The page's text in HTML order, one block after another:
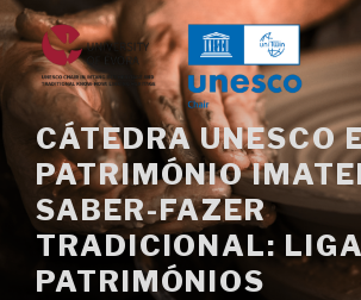
Saltar
para
conteúdo
CÁTEDRA UNESCO
PATRIMÓNIO
SABER-FAZER
TRADICIONAL:
PATRIMÓNIOS